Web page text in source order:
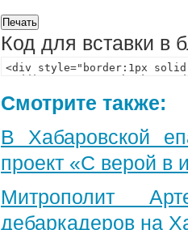
Код для вставки в
Смотрите также:
В Хабаровской
проект «С верой в
Митрополит
дебаркадеров на